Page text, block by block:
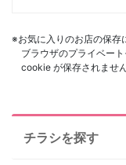
※お気に入りのお店の保存
ブラウザのプライベー
cookie が保存されませ
チラシを探す